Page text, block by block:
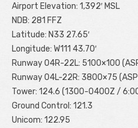
Airport Elevation: 1,392′ MSL
NDB: 281 FFZ
Latitude: N33 27.65′
Longitude: W111 43.70′
Runway 04R-22L: 5100×100
Runway 04L-22R: 3800×75
Tower: 124.6 (1300-0400Z /
Ground Control: 121.3
Unicom: 122.95